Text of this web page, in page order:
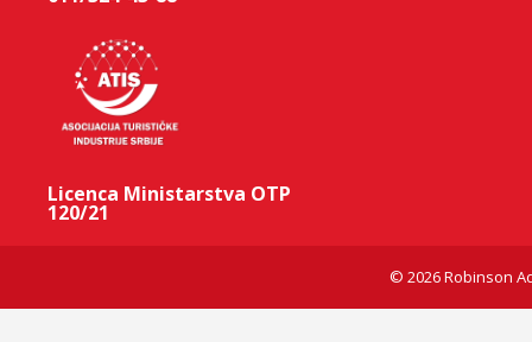
Licenca Ministarstva OTP
120/21
© 2026 Robinson